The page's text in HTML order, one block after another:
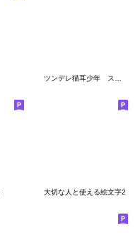
大切な人と使える絵文字2